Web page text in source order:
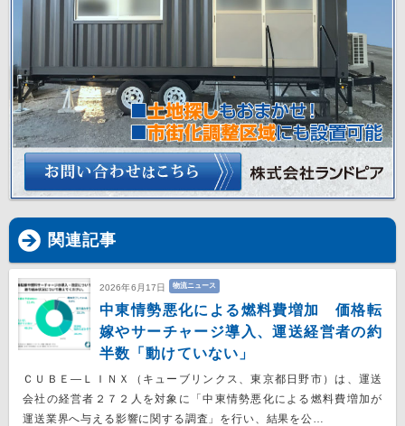
関連記事
2026年6月17日 物流ニュース
中東情勢悪化による燃料費増加 価格転
嫁やサーチャージ導入、運送経営者の約
半数「動けていない」
ＣＵＢＥ―ＬＩＮＸ（キューブリンクス、東京都日野市）は、運送
会社の経営者２７２人を対象に「中東情勢悪化による燃料費増加が
運送業界へ与える影響に関する調査」を行い、結果を公…